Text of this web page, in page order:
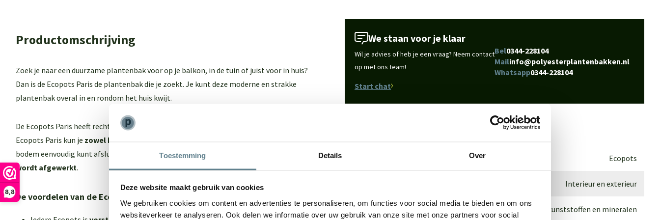
Toestemming Details Over
Deze website maakt gebruik van cookies
We gebruiken cookies om content en advertenties te personaliseren, om functies voor social media te bieden en om ons
websiteverkeer te analyseren. Ook delen we informatie over uw gebruik van onze site met onze partners voor social
8,8
Productomschrijving
Zoek je naar een duurzame plantenbak voor op je balkon, in de tuin of juist voor in huis?
Dan is de Ecopots Paris de plantenbak die je zoekt. Je kunt deze moderne en strakke
plantenbak overal in en rondom het huis kwijt.
De Ecopots Paris heeft rechte lijnen en strakke vlakken, waardoor hij rustig oogt. Iedere
Ecopots Paris kun je zowel binnen als buiten gebruiken
bodem eenvoudig kunt afsluiten. Elke Ecopots Paris is uniek, omdat deze
wordt afgewerkt.
De voordelen van de Ecopots plantenbak
We staan voor je klaar
Wil je advies of heb je een vraag? Neem contact
op met ons team!
Start chat
Bel0344-228104
Mailinfo@polyesterplantenbakken.nl
Whatsapp0344-228104
Ecopots
Interieur en exterieur
Materiaal Gerecyclede kunststoffen en mineralen